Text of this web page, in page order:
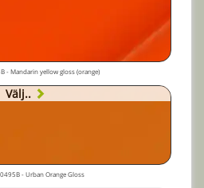
- Mandarin yellow gloss (orange)
Välj..
- Urban Orange Gloss